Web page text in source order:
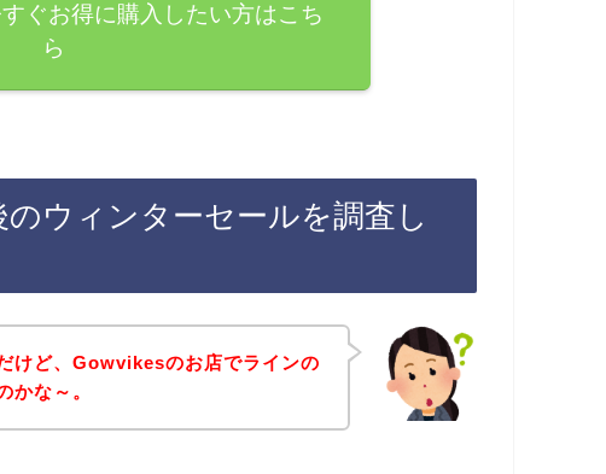
ぐお得に購入したい方はこち
ら
ウィンターセールを調査し
けど、Gowvikesのお店でラインの
かな～。